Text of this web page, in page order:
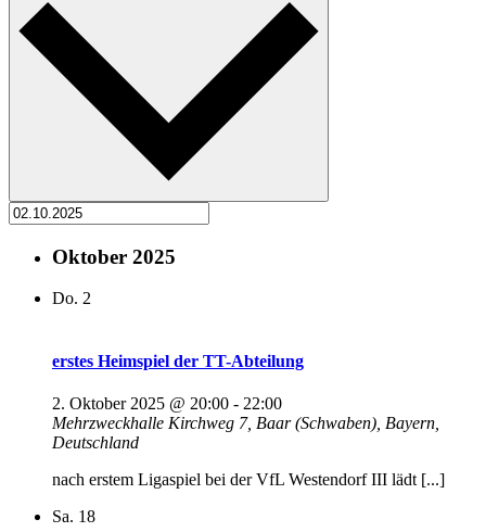
Oktober 2025
Do. 2
erstes Heimspiel der TT-Abteilung
2. Oktober 2025 @ 20:00 - 22:00
Mehrzweckhalle Kirchweg 7, Baar (Schwaben), Bayern,
Deutschland
nach erstem Ligaspiel bei der VfL Westendorf III lädt [...]
Sa. 18